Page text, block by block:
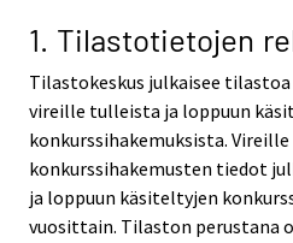
1. Tilastotietojen
Tilastokeskus julkaisee tilastoa
vireille tulleista ja loppuun
konkurssihakemuksista.
konkurssihakemusten tiedot
ja loppuun käsiteltyjen
vuosittain. Tilaston perustana